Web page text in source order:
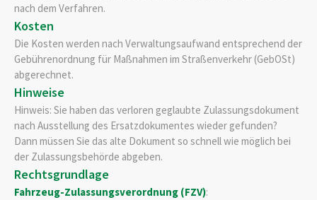
nach dem Verfahren.
Kosten
Die Kosten werden nach Verwaltungsaufwand entsprechend der
Gebührenordnung für Maßnahmen im Straßenverkehr (GebOSt)
abgerechnet.
Hinweise
Hinweis: Sie haben das verloren geglaubte Zulassungsdokument
nach Ausstellung des Ersatzdokumentes wieder gefunden?
Dann müssen Sie das alte Dokument so schnell wie möglich bei
der Zulassungsbehörde abgeben.
Rechtsgrundlage
Fahrzeug-Zulassungsverordnung (FZV):